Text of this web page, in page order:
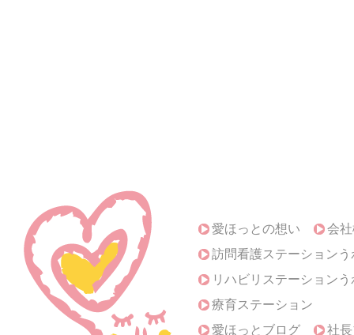
愛ほっとの想い
会
訪問看護ステーションう
リハビリステーション
療育ステーション
愛ほっとブログ
社